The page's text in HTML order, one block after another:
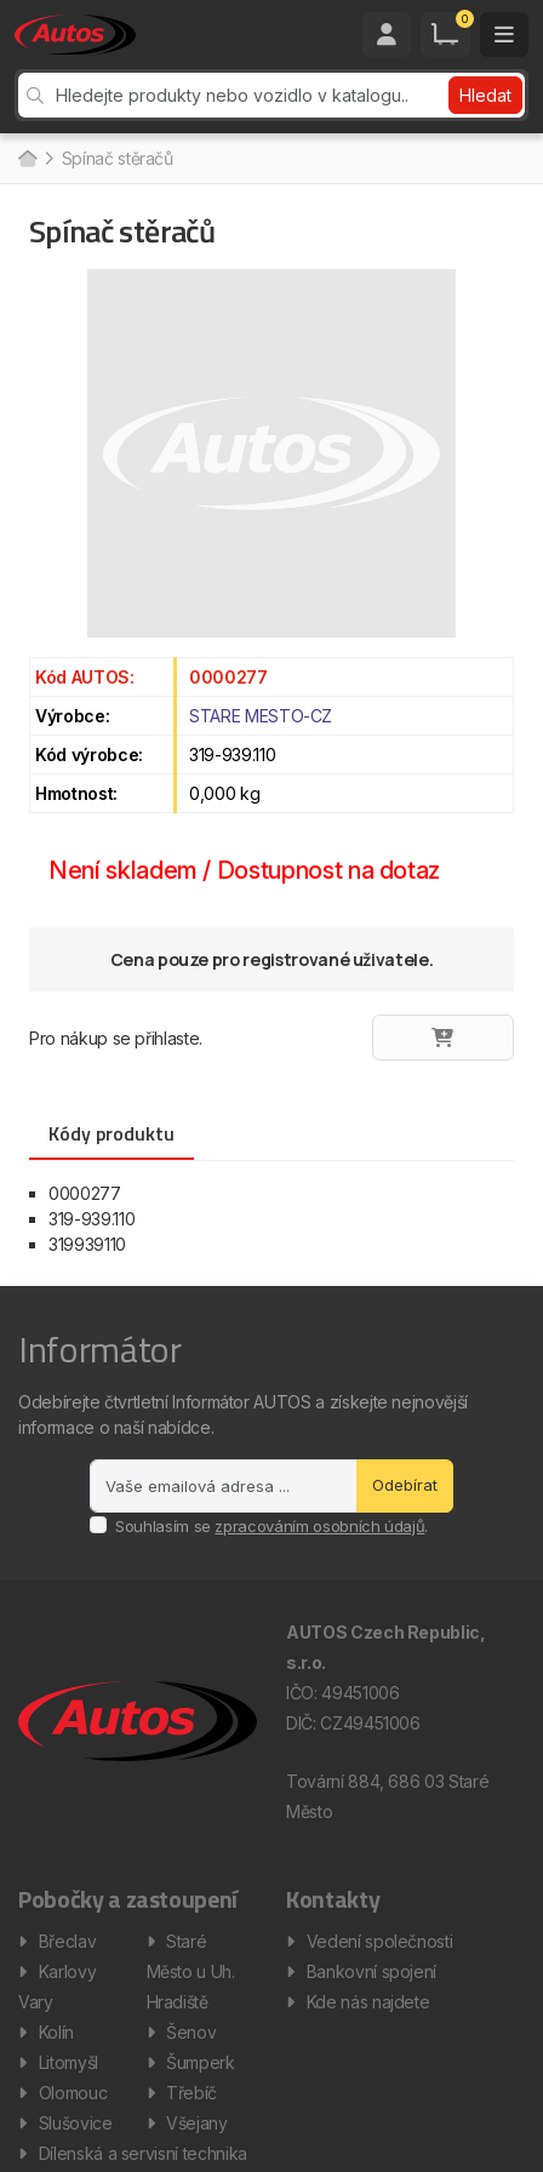
0
Hledat
Spínač stěračů
Spínač stěračů
Kód AUTOS:
0000277
Výrobce:
STARE MESTO-CZ
Kód výrobce:
319-939.110
Hmotnost:
0,000 kg
Není skladem / Dostupnost na dotaz
Cena pouze pro registrované uživatele.
Pro nákup se přihlaste.
Kódy produktu
0000277
319-939.110
319939110
Informátor
Odebírejte čtvrtletní Informátor AUTOS a získejte nejnovější
informace o naší nabídce.
Odebírat
Souhlasím se zpracováním osobních údajů.
AUTOS Czech Republic,
s.r.o.
IČO: 49451006
DIČ: CZ49451006
Tovární 884, 686 03 Staré
Město
Pobočky a zastoupení
Břeclav
Karlovy
Vary
Kolín
Litomyšl
Olomouc
Slušovice
Staré
Město u Uh.
Hradiště
Šenov
Šumperk
Třebíč
Všejany
Dílenská a servisní technika
Kontakty
Vedení společnosti
Bankovní spojení
Kde nás najdete